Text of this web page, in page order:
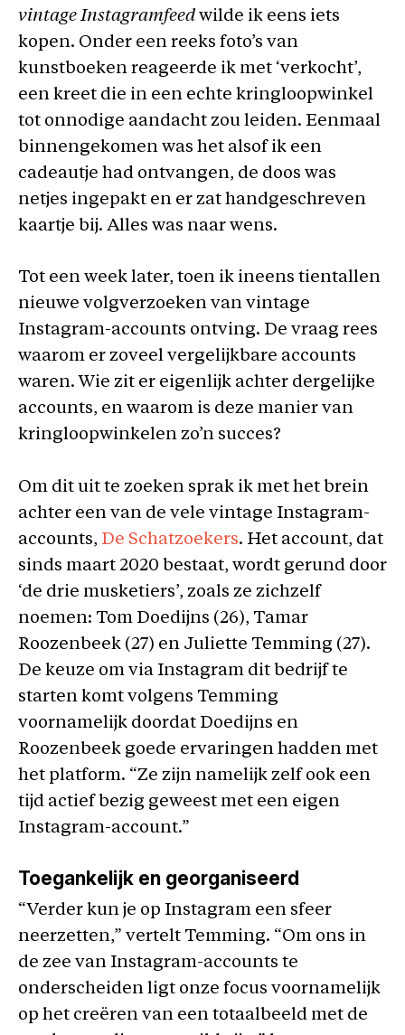
vintage Instagramfeed wilde ik eens iets
kopen. Onder een reeks foto’s van
kunstboeken reageerde ik met ‘verkocht’,
een kreet die in een echte kringloopwinkel
tot onnodige aandacht zou leiden. Eenmaal
binnengekomen was het alsof ik een
cadeautje had ontvangen, de doos was
netjes ingepakt en er zat handgeschreven
kaartje bij. Alles was naar wens.
Tot een week later, toen ik ineens tientallen
nieuwe volgverzoeken van vintage
Instagram-accounts ontving. De vraag rees
waarom er zoveel vergelijkbare accounts
waren. Wie zit er eigenlijk achter dergelijke
accounts, en waarom is deze manier van
kringloopwinkelen zo’n succes?
Om dit uit te zoeken sprak ik met het brein
achter een van de vele vintage Instagram-
accounts, De Schatzoekers. Het account, dat
sinds maart 2020 bestaat, wordt gerund door
‘de drie musketiers’, zoals ze zichzelf
noemen: Tom Doedijns (26), Tamar
Roozenbeek (27) en Juliette Temming (27).
De keuze om via Instagram dit bedrijf te
starten komt volgens Temming
voornamelijk doordat Doedijns en
Roozenbeek goede ervaringen hadden met
het platform. “Ze zijn namelijk zelf ook een
tijd actief bezig geweest met een eigen
Instagram-account.”
Toegankelijk en georganiseerd
“Verder kun je op Instagram een sfeer
neerzetten,” vertelt Temming. “Om ons in
de zee van Instagram-accounts te
onderscheiden ligt onze focus voornamelijk
op het creëren van een totaalbeeld met de